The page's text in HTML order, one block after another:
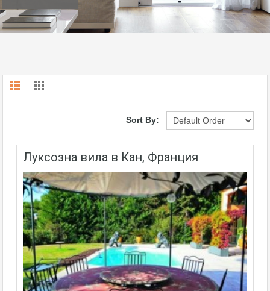
Sort By:
Луксозна вила в Кан, Франция